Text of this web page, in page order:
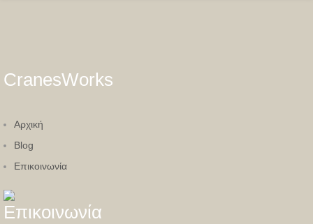
CranesWorks
Aρχική
Blog
Eπικοινωνία
Επικοινωνία